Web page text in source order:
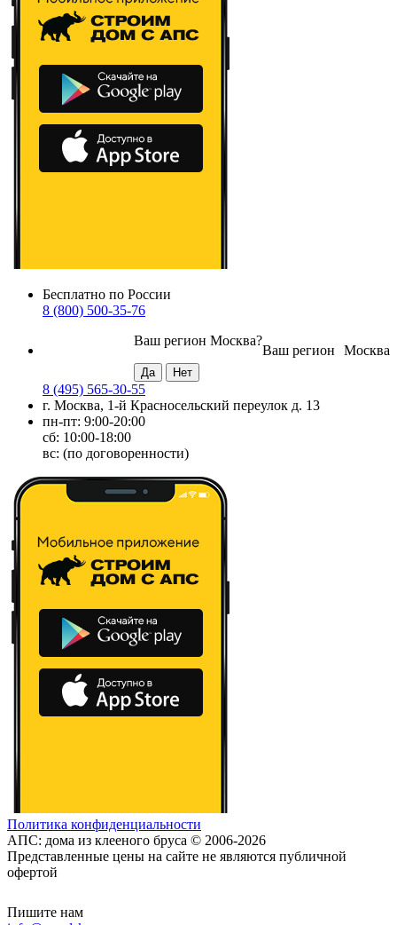
Бесплатно по России
8 (800) 500-35-76
Москва
Ваш регион
Ваш регион Москва?
8 (495) 565-30-55
г. Москва, 1-й Красносельский переулок д. 13
пн-пт: 9:00-20:00
сб: 10:00-18:00
вс: (по договоренности)
Политика конфиденциальности
АПС: дома из клееного бруса © 2006-2026
Представленные цены на сайте не являются публичной
офертой
Пишите нам